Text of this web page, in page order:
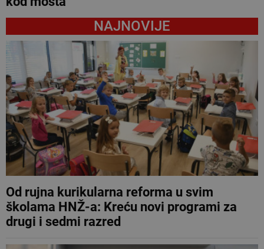
NAJNOVIJE
Od rujna kurikularna reforma u svim
školama HNŽ-a: Kreću novi programi za
drugi i sedmi razred